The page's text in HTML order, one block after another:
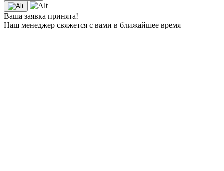
Ваша заявка принята!
Наш менеджер свяжется с вами в ближайшее время